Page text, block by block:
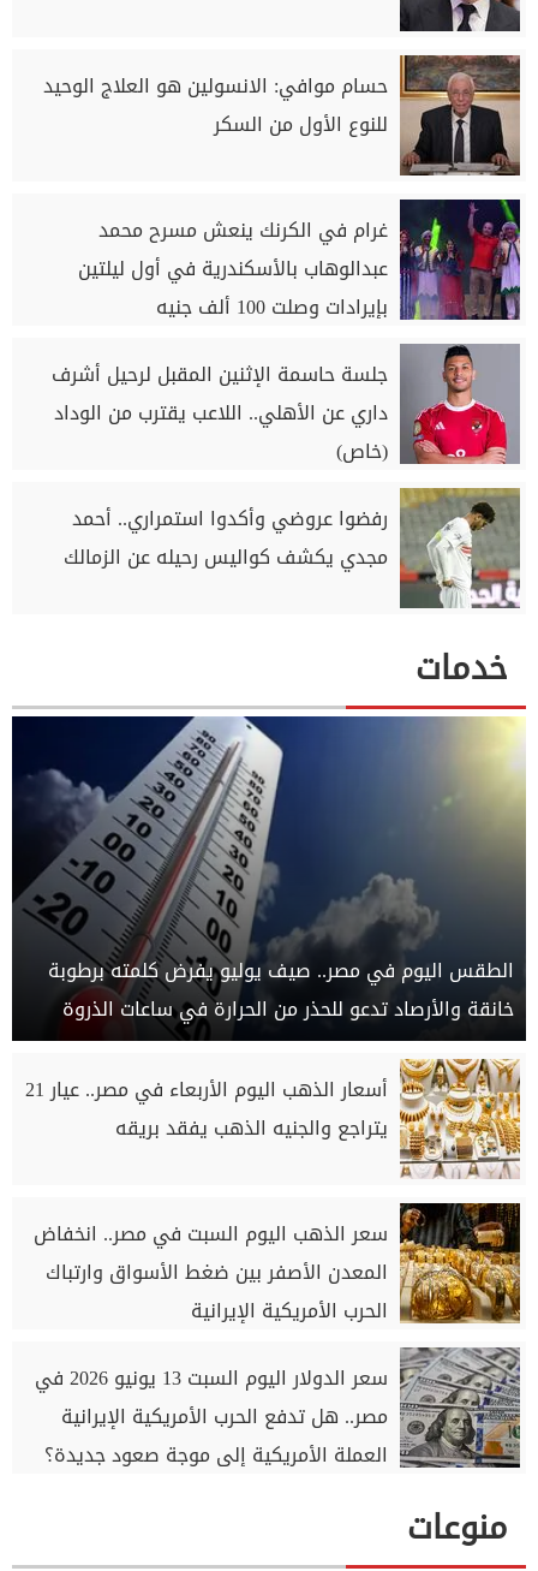
حسام موافي: الانسولين هو العلاج الوحيد
للنوع الأول من السكر
غرام في الكرنك ينعش مسرح محمد
عبدالوهاب بالأسكندرية في أول ليلتين
بإيرادات وصلت 100 ألف جنيه
جلسة حاسمة الإثنين المقبل لرحيل أشرف
داري عن الأهلي.. اللاعب يقترب من الوداد
(خاص)
رفضوا عروضي وأكدوا استمراري.. أحمد
مجدي يكشف كواليس رحيله عن الزمالك
خدمات
الطقس اليوم في مصر.. صيف يوليو يفرض كلمته برطوبة
خانقة والأرصاد تدعو للحذر من الحرارة في ساعات الذروة
أسعار الذهب اليوم الأربعاء في مصر.. عيار 21
يتراجع والجنيه الذهب يفقد بريقه
سعر الذهب اليوم السبت في مصر.. انخفاض
المعدن الأصفر بين ضغط الأسواق وارتباك
الحرب الأمريكية الإيرانية
سعر الدولار اليوم السبت 13 يونيو 2026 في
مصر.. هل تدفع الحرب الأمريكية الإيرانية
العملة الأمريكية إلى موجة صعود جديدة؟
منوعات